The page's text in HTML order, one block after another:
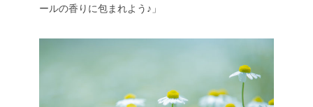
ールの香りに包まれよう♪」